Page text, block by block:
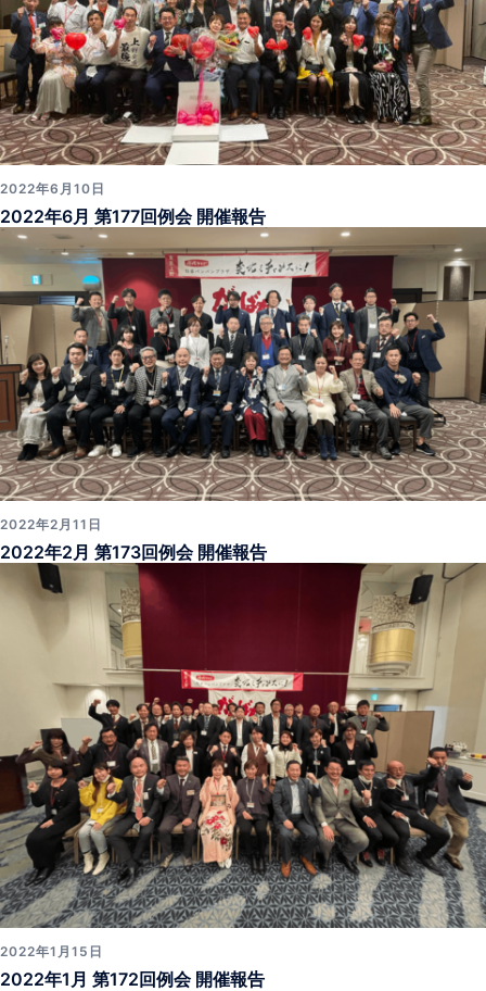
2022年6月10日
2022年6月 第177回例会 開催報告
2022年2月11日
2022年2月 第173回例会 開催報告
2022年1月15日
2022年1月 第172回例会 開催報告